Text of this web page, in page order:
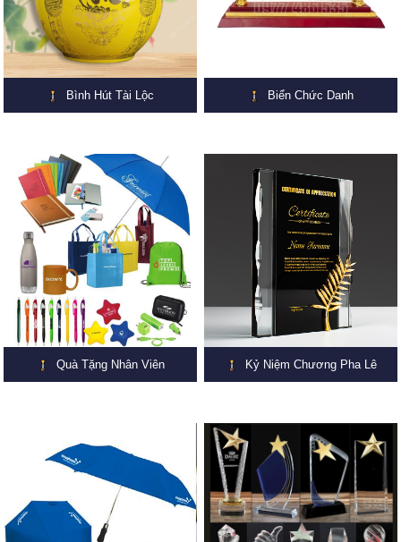
Bình Hút Tài Lộc Biển Chức Danh
Quà Tặng Nhân Viên Kỷ Niệm Chương Pha Lê